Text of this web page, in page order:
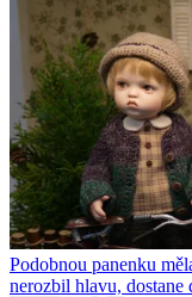
Podobnou panenku
nerozbil hlavu, dostane